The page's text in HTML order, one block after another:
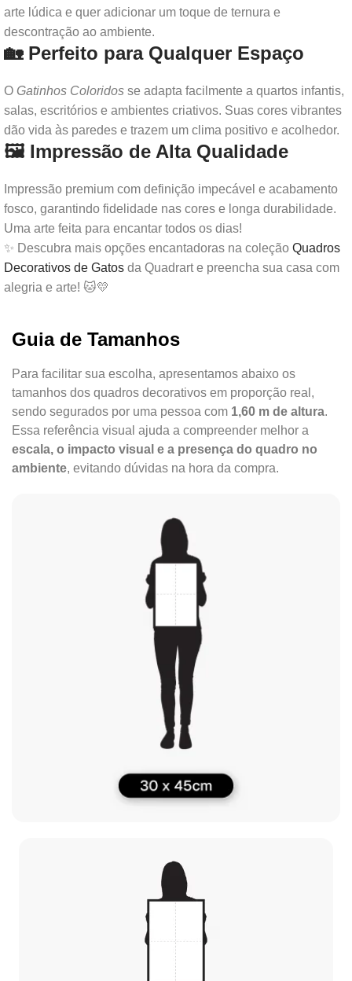
arte lúdica e quer adicionar um toque de ternura e
descontração ao ambiente.
🏡 Perfeito para Qualquer Espaço
O Gatinhos Coloridos se adapta facilmente a quartos infantis,
salas, escritórios e ambientes criativos. Suas cores vibrantes
dão vida às paredes e trazem um clima positivo e acolhedor.
🖼️ Impressão de Alta Qualidade
Impressão premium com definição impecável e acabamento
fosco, garantindo fidelidade nas cores e longa durabilidade.
Uma arte feita para encantar todos os dias!
✨ Descubra mais opções encantadoras na coleção Quadros
Decorativos de Gatos da Quadrart e preencha sua casa com
alegria e arte! 🐱💛
Guia de Tamanhos
Para facilitar sua escolha, apresentamos abaixo os
tamanhos dos quadros decorativos em proporção real,
sendo segurados por uma pessoa com 1,60 m de altura.
Essa referência visual ajuda a compreender melhor a
escala, o impacto visual e a presença do quadro no
ambiente, evitando dúvidas na hora da compra.